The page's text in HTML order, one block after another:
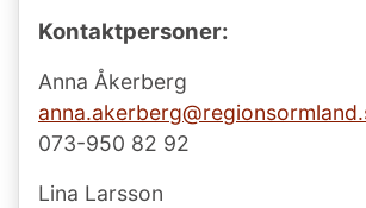
Kontaktpersoner:
Anna Åkerberg
anna.akerberg@
073-950 82 92
Lina Larsson